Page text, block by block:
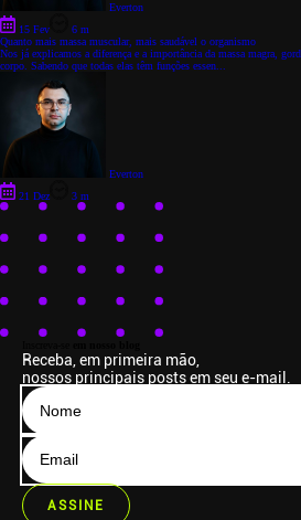
Everton
15 Fev
6 m
Quanto mais massa muscular, mais saudável o organismo
Nos já explicamos a diferença e a importância da massa magra,
corpo. Sabendo que todas elas têm funções essen...
Everton
21 Dez
3 m
Receba, em primeira mão,
nossos principais posts em seu e-mail.
ASSINE